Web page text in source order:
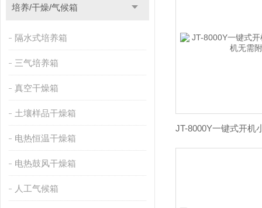
培养/干燥/气候箱
隔水式培养箱
三气培养箱
真空干燥箱
土壤样品干燥箱
电热恒温干燥箱
电热鼓风干燥箱
人工气候箱